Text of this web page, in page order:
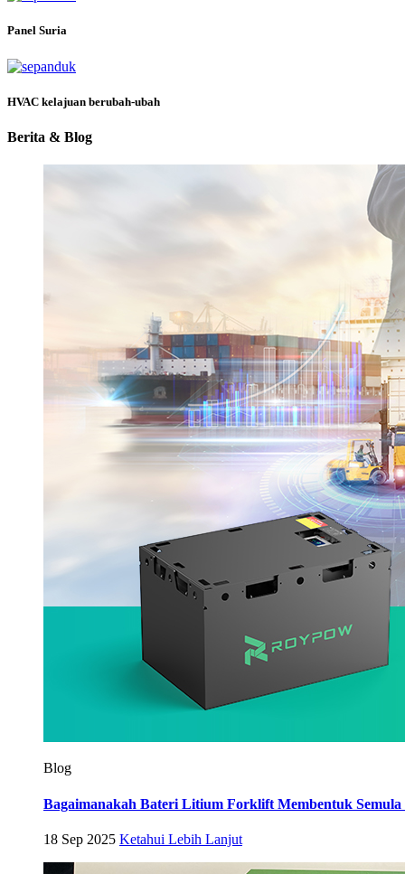
Panel Suria
HVAC kelajuan berubah-ubah
Berita & Blog
Blog
Bagaimanakah Bateri Litium Forklift Membentuk
18 Sep 2025 Ketahui Lebih Lanjut